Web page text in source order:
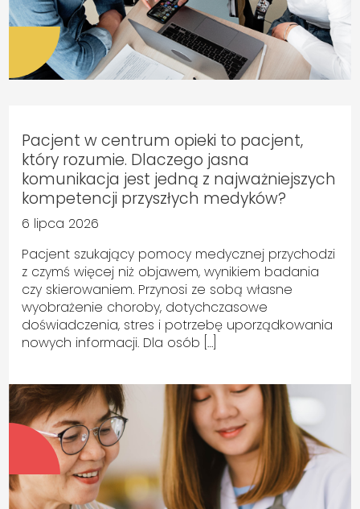
Pacjent w centrum opieki to pacjent,
który rozumie. Dlaczego jasna
komunikacja jest jedną z najważniejszych
kompetencji przyszłych medyków?
6 lipca 2026
Pacjent szukający pomocy medycznej przychodzi
z czymś więcej niż objawem, wynikiem badania
czy skierowaniem. Przynosi ze sobą własne
wyobrażenie choroby, dotychczasowe
doświadczenia, stres i potrzebę uporządkowania
nowych informacji. Dla osób […]